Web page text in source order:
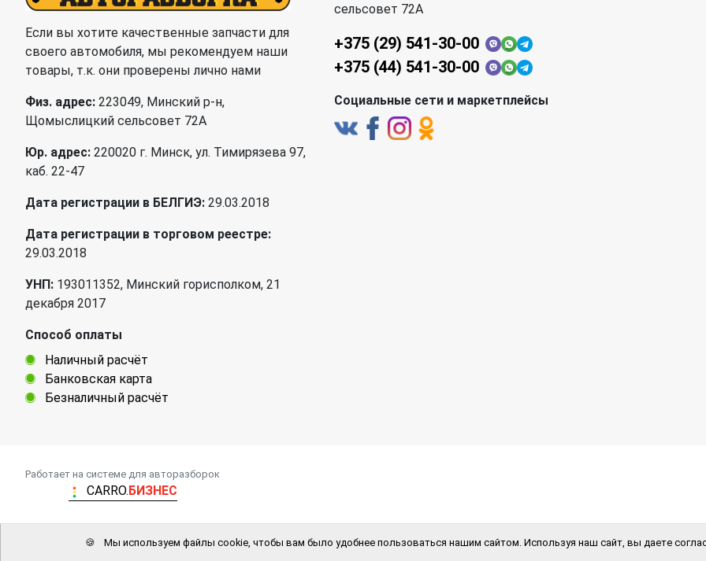
Если вы хотите качественные запчасти для
своего автомобиля, мы рекомендуем наши
товары, т.к. они проверены лично нами
Физ. адрес: 223049, Минский р-н,
Щомыслицкий сельсовет 72А
Юр. адрес: 220020 г. Минск, ул. Тимирязева 97,
каб. 22-47
Дата регистрации в БЕЛГИЭ: 29.03.2018
Дата регистрации в торговом реестре:
29.03.2018
УНП: 193011352, Минский горисполком, 21
декабря 2017
Способ оплаты
Наличный расчёт
Банковская карта
Безналичный расчёт
сельсовет 72А
+375 (29) 541-30-00
+375 (44) 541-30-00
Социальные сети и маркетплейсы
Работает на системе для авторазборок
CARRO. БИЗНЕС
🍪 Мы используем файлы cookie, чтобы вам было удобнее пользоваться нашим сайтом. Используя наш сайт, вы даете